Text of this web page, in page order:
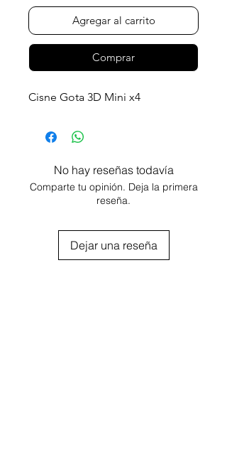
Agregar al carrito
Comprar
Cisne Gota 3D Mini x4
No hay reseñas todavía
Comparte tu opinión. Deja la primera
reseña.
Dejar una reseña